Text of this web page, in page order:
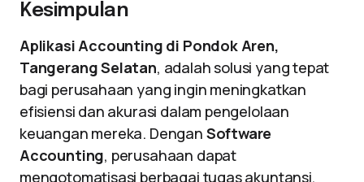
Kesimpulan
Aplikasi Accounting di Pondok Aren,
Tangerang Selatan, adalah solusi yang tepat
bagi perusahaan yang ingin meningkatkan
efisiensi dan akurasi dalam pengelolaan
keuangan mereka. Dengan Software
Accounting, perusahaan dapat
mengotomatisasi berbagai tugas akuntansi,